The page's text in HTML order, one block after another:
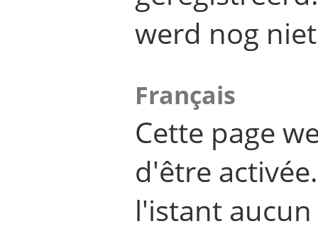
werd nog
Français
Cette page
d'être
l'istant